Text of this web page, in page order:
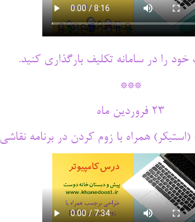
خود را در سامانه تکلیف بارگذاری کنید.
***
23 فروردین ماه
همراه با زوم کردن در برنامه نقاشی